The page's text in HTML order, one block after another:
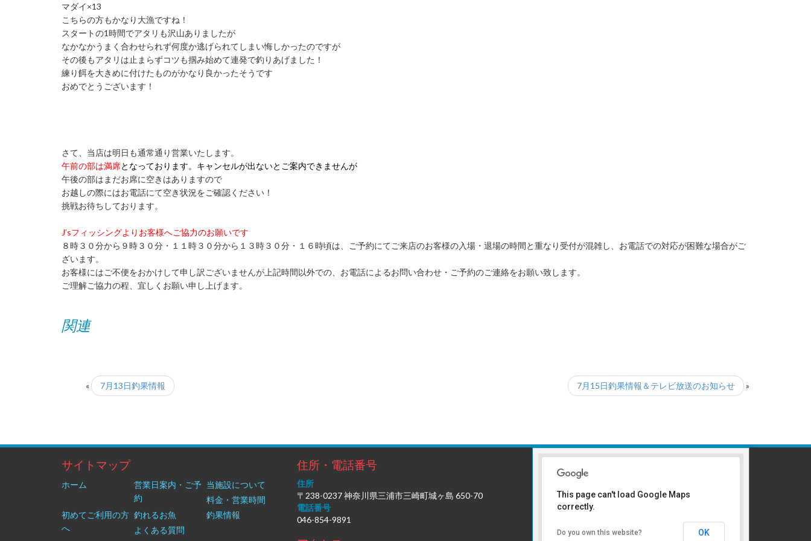
マダイ×13
こちらの方もかなり大漁ですね！
スタートの1時間でアタリも沢山ありましたが
なかなかうまく合わせられず何度か逃げられてしまい悔しかったのですが
その後もアタリは止まらずコツも掴み始めて連発で釣りあげました！
練り餌を大きめに付けたものがかなり良かったそうです
おめでとうございます！
さて、当店は明日も通常通り営業いたします。
午前の部は満席となっております。キャンセルが出ないとご案内できませんが
午後の部はまだお席に空きはありますので
お越しの際にはお電話にて空き状況をご確認ください！
挑戦お待ちしております。
J’sフィッシングよりお客様へご協力のお願いです
８時３０分から９時３０分・１１時３０分から１３時３０分・１６時頃は、ご予約にてご来店のお客様の入場・退場の時間と重なり受付が混雑し、お電話での対応が困難な場合がご
ざいます。
お客様にはご不便をおかけして申し訳ございませんが上記時間以外での、お電話によるお問い合わせ・ご予約のご連絡をお願い致します。
ご理解ご協力の程、宜しくお願い申し上げます。
関連
« 7月13日釣果情報 7月15日釣果情報＆テレビ放送のお知らせ »
サイトマップ
ホーム
営業日案内・ご予
約
当施設について
料金・営業時間
初めてご利用の方
へ
釣れるお魚
釣果情報
よくある質問
住所・電話番号
住所
〒238-0237 神奈川県三浦市三崎町城ヶ島 650-70
電話番号
046-854-9891
This page can't load Google Maps
correctly.
Do you own this website? OK